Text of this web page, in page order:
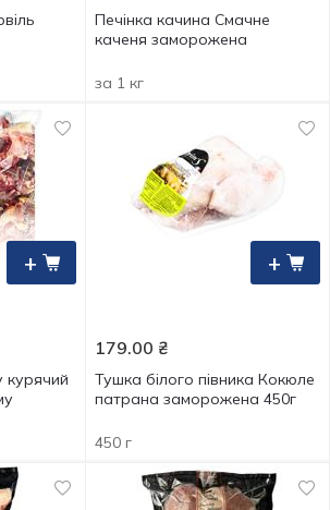
Печінка качина Смачне
каченя заморожена
за 1 кг
+
курячий
+
179.00 ₴
Тушка білого півника Кокюле
патрана заморожена 450г
450 г